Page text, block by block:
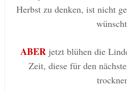
Herbst zu denken, ist nicht
ABER jetzt blühen die
Zeit, diese für den